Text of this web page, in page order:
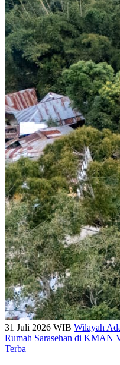
31 Juli 2026 WIB Wilayah
Rumah Sarasehan di KMAN
Terba